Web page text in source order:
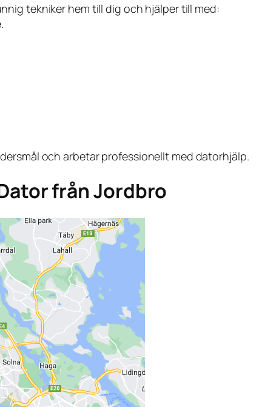
tekniker hem till dig och hjälper till med:
och arbetar professionellt med datorhjälp.
från Jordbro